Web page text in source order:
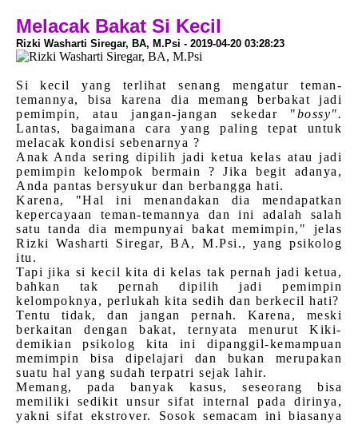
Melacak Bakat Si Kecil
Rizki Washarti Siregar, BA, M.Psi - 2019-04-20 03:28:23
Si kecil yang terlihat senang mengatur teman-
temannya, bisa karena dia memang berbakat jadi
pemimpin, atau jangan-jangan sekedar "bossy".
Lantas, bagaimana cara yang paling tepat untuk
melacak kondisi sebenarnya ?
Anak Anda sering dipilih jadi ketua kelas atau jadi
pemimpin kelompok bermain ? Jika begit adanya,
Anda pantas bersyukur dan berbangga hati.
Karena, "Hal ini menandakan dia mendapatkan
kepercayaan teman-temannya dan ini adalah salah
satu tanda dia mempunyai bakat memimpin," jelas
Rizki Washarti Siregar, BA, M.Psi., yang psikolog
itu.
Tapi jika si kecil kita di kelas tak pernah jadi ketua,
bahkan tak pernah dipilih jadi pemimpin
kelompoknya, perlukah kita sedih dan berkecil hati?
Tentu tidak, dan jangan pernah. Karena, meski
berkaitan dengan bakat, ternyata menurut Kiki-
demikian psikolog kita ini dipanggil-kemampuan
memimpin bisa dipelajari dan bukan merupakan
suatu hal yang sudah terpatri sejak lahir.
Memang, pada banyak kasus, seseorang bisa
memiliki sedikit unsur sifat internal pada dirinya,
yakni sifat ekstrover. Sosok semacam ini biasanya